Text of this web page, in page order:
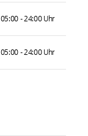
05:00 - 24:00 Uhr
05:00 - 24:00 Uhr